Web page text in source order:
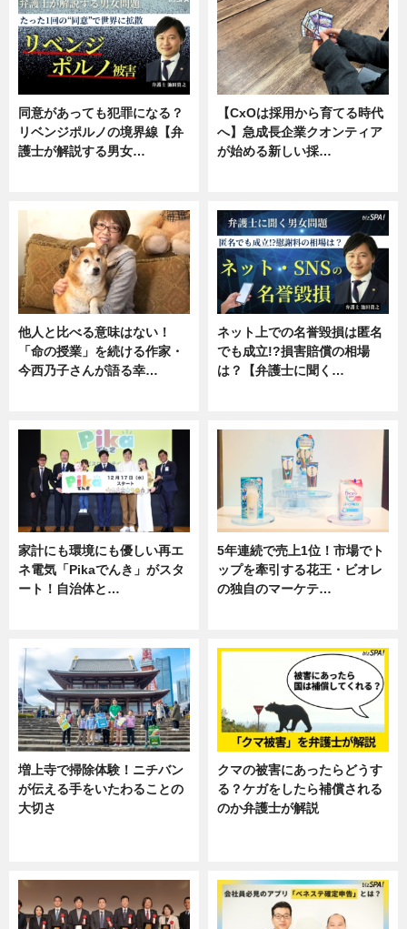
同意があっても犯罪になる？
リベンジポルノの境界線【弁
護士が解説する男女…
【CxOは採用から育てる時代
へ】急成長企業クオンティア
が始める新しい採…
他人と比べる意味はない！
「命の授業」を続ける作家・
今西乃子さんが語る幸…
ネット上での名誉毀損は匿名
でも成立!?損害賠償の相場
は？【弁護士に聞く…
家計にも環境にも優しい再エ
ネ電気「Pikaでんき」がスタ
ート！自治体と…
5年連続で売上1位！市場でト
ップを牽引する花王・ビオレ
の独自のマーケテ…
増上寺で掃除体験！ニチバン
が伝える手をいたわることの
大切さ
クマの被害にあったらどうす
る？ケガをしたら補償される
のか弁護士が解説